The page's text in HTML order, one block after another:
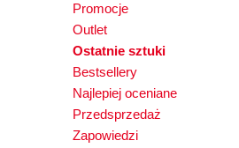
Promocje
Outlet
Ostatnie sztuki
Bestsellery
Najlepiej oceniane
Przedsprzedaż
Zapowiedzi